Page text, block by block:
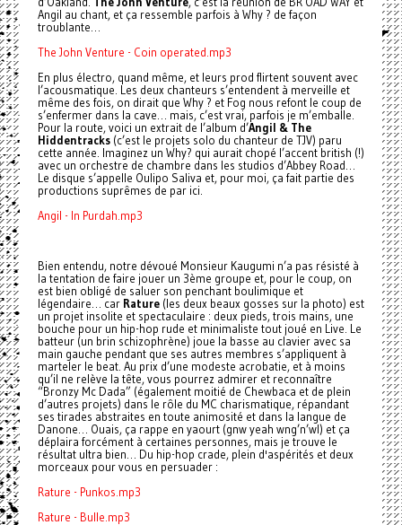
Angil au chant, et ça ressemble parfois à Why ? de façon
troublante…
The John Venture - Coin operated.mp3
En plus électro, quand même, et leurs prod flirtent souvent avec
l’acousmatique. Les deux chanteurs s’entendent à merveille et
même des fois, on dirait que Why ? et Fog nous refont le coup de
s’enfermer dans la cave… mais, c’est vrai, parfois je m’emballe.
Pour la route, voici un extrait de l’album d’Angil & The
Hiddentracks(c’est le projets solo du chanteur de TJV) paru
cette année. Imaginez un Why? qui aurait chopé l’accent british (!)
avec un orchestre de chambre dans les studios d’Abbey Road…
Le disque s’appelle Oulipo Saliva et, pour moi, ça fait partie des
productions suprêmes de par ici.
Angil - In Purdah.mp3
Bien entendu, notre dévoué Monsieur Kaugumi n’a pas résisté à
la tentation de faire jouer un 3ème groupe et, pour le coup, on
est bien obligé de saluer son penchant boulimique et
légendaire… car Rature(les deux beaux gosses sur la photo) est
un projet insolite et spectaculaire : deux pieds, trois mains, une
bouche pour un hip-hop rude et minimaliste tout joué en Live. Le
batteur (un brin schizophrène) joue la basse au clavier avec sa
main gauche pendant que ses autres membres s’appliquent à
marteler le beat. Au prix d’une modeste acrobatie, et à moins
qu’il ne relève la tête, vous pourrez admirer et reconnaître
“Bronzy Mc Dada” (également moitié de Chewbaca et de plein
d’autres projets) dans le rôle du MC charismatique, répandant
ses tirades abstraites en toute animosité et dans la langue de
Danone… Ouais, ça rappe en yaourt (gnw yeah wng’n’wl) et ça
déplaira forcément à certaines personnes, mais je trouve le
résultat ultra bien… Du hip-hop crade, plein d'aspérités et deux
morceaux pour vous en persuader :
Rature - Punkos.mp3
Rature - Bulle.mp3